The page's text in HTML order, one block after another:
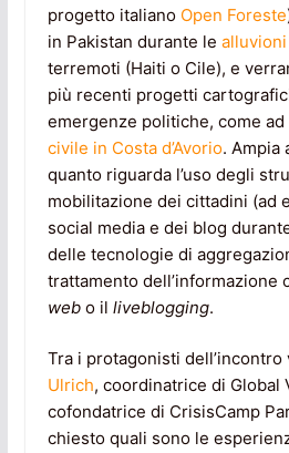
progetto italiano Open Foreste
in Pakistan durante le
terremoti (Haiti o Cile), e
più recenti progetti
emergenze politiche, come
civile in Costa d’Avorio. Ampia
quanto riguarda l’uso degli
mobilitazione dei cittadini (ad
social media e dei blog
delle tecnologie di
trattamento dell’informazione
web o il liveblogging.
Tra i protagonisti dell’incontro
Ulrich, coordinatrice di Global
cofondatrice di CrisisCamp
chiesto quali sono le